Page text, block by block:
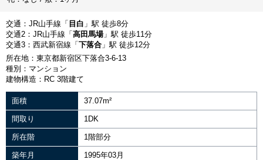
交通：JR山手線「 目白 」駅 徒歩8分
交通2：JR山手線「 高田馬場」駅 徒歩11分
交通3：西武新宿線「 下落合 」駅 徒歩12分
所在地：東京都新宿区下落合3-6-13
種別：マンション
建物構造：RC 3階建て
面積 37.07m²
間取り 1DK
所在階 1階部分
築年月 1995年03月